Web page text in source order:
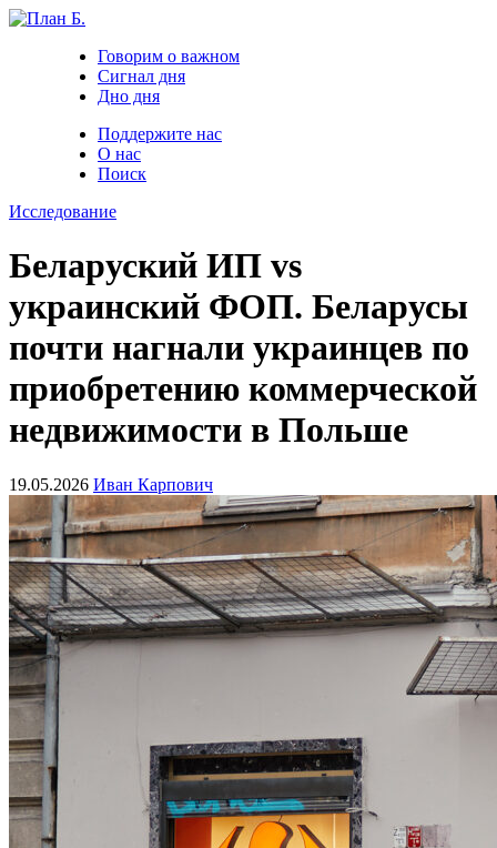
Говорим о важном
Сигнал дня
Дно дня
Поддержите нас
О нас
Поиск
Исследование
Беларуский ИП vs
украинский ФОП. Беларусы
почти нагнали украинцев по
приобретению коммерческой
недвижимости в Польше
19.05.2026 Иван Карпович